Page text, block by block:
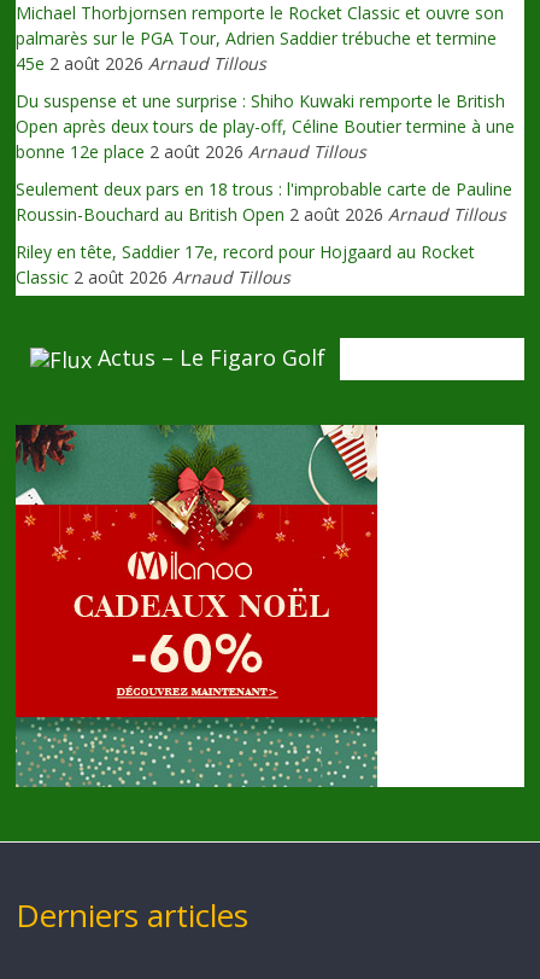
Michael Thorbjornsen remporte le Rocket Classic et ouvre son
palmarès sur le PGA Tour, Adrien Saddier trébuche et termine
45e 2 août 2026 Arnaud Tillous
Du suspense et une surprise : Shiho Kuwaki remporte le British
Open après deux tours de play-off, Céline Boutier termine à une
bonne 12e place 2 août 2026 Arnaud Tillous
Seulement deux pars en 18 trous : l'improbable carte de Pauline
Roussin-Bouchard au British Open 2 août 2026 Arnaud Tillous
Riley en tête, Saddier 17e, record pour Hojgaard au Rocket
Classic 2 août 2026 Arnaud Tillous
Actus – Le Figaro Golf
Derniers articles